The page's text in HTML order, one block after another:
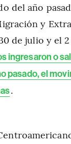
del año
y
de julio y el
ingresaron o
pasado, el
.